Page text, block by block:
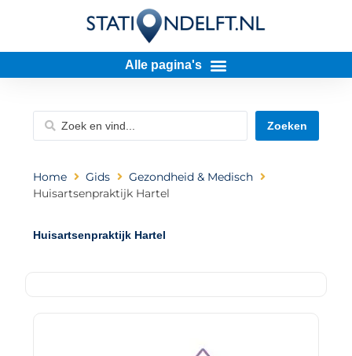
Zoeken
Home Gids
Gezondheid & Medisch
Huisartsenpraktijk Hartel
Huisartsenpraktijk Hartel